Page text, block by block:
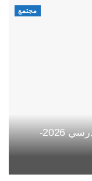
مجتمع
وزارة التربية تحسم موعد الدخول المدرسي 2026-